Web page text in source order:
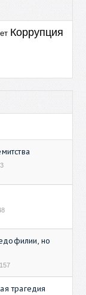
Коррупция
но
трагедия